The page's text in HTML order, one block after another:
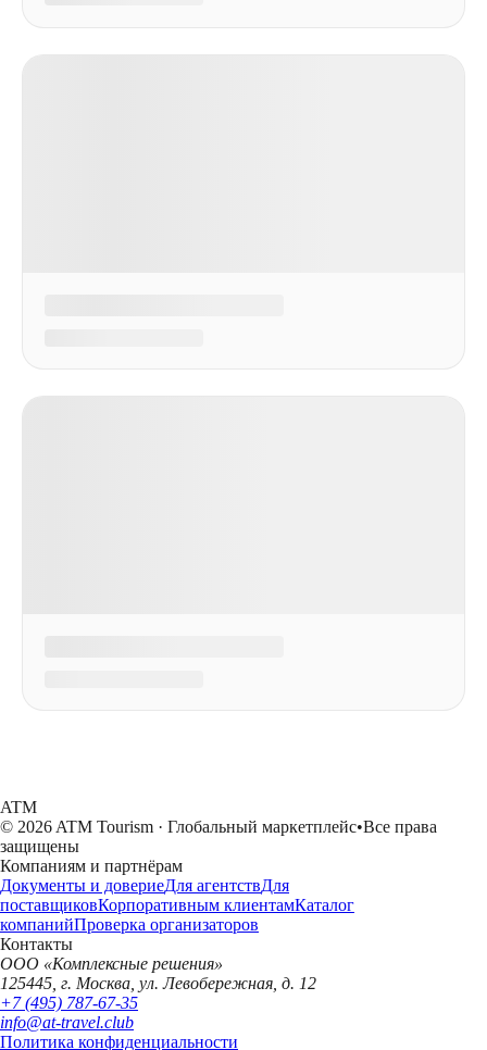
ATM
© 2026 ATM Tourism · Глобальный маркетплейс•Все права
защищены
Компаниям и партнёрам
Документы и довериеДля агентствДля
поставщиковКорпоративным клиентамКаталог
компанийПроверка организаторов
Контакты
ООО «Комплексные решения»
125445, г. Москва, ул. Левобережная, д. 12
+7 (495) 787-67-35
info@at-travel.club
Политика конфиденциальности